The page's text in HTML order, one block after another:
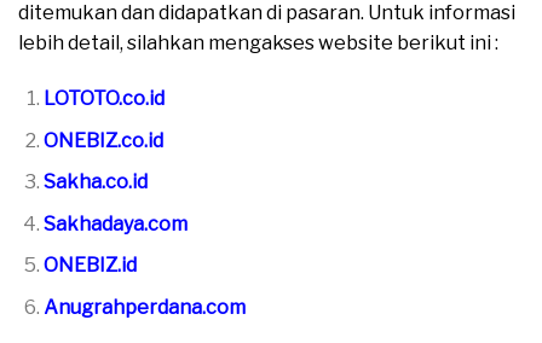
ditemukan dan didapatkan di pasaran. Untuk informasi
lebih detail, silahkan mengakses website berikut ini :
LOTOTO.co.id
ONEBIZ.co.id
Sakha.co.id
Sakhadaya.com
ONEBIZ.id
Anugrahperdana.com